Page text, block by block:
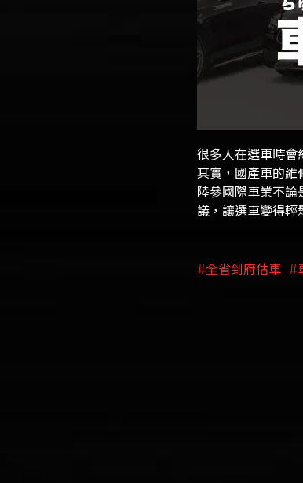
很多人在選車時會
其實，國產車的維
陸參國際車業不
議，讓選車變得輕
#全省到府估車 #